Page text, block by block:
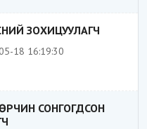
ЗОХИЦУУЛАГЧ
18 16:19:30
СОНГОГДСОН